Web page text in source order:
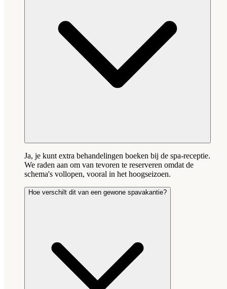
Ja, je kunt extra behandelingen boeken bij de spa-receptie.
We raden aan om van tevoren te reserveren omdat de
schema's vollopen, vooral in het hoogseizoen.
Hoe verschilt dit van een gewone spavakantie?